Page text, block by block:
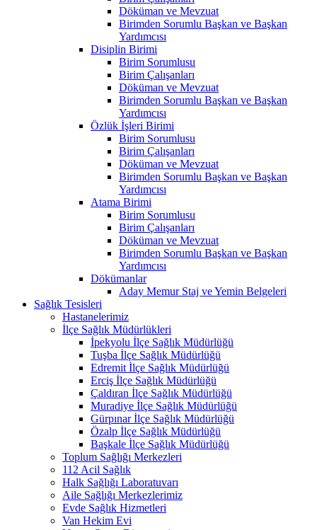
Döküman ve Mevzuat
Birimden Sorumlu Başkan ve Başkan
Yardımcısı
Disiplin Birimi
Birim Sorumlusu
Birim Çalışanları
Döküman ve Mevzuat
Birimden Sorumlu Başkan ve Başkan
Yardımcısı
Özlük İşleri Birimi
Birim Sorumlusu
Birim Çalışanları
Döküman ve Mevzuat
Birimden Sorumlu Başkan ve Başkan
Yardımcısı
Atama Birimi
Birim Sorumlusu
Birim Çalışanları
Döküman ve Mevzuat
Birimden Sorumlu Başkan ve Başkan
Yardımcısı
Dökümanlar
Aday Memur Staj ve Yemin Belgeleri
Sağlık Tesisleri
Hastanelerimiz
İlçe Sağlık Müdürlükleri
İpekyolu İlçe Sağlık Müdürlüğü
Tuşba İlçe Sağlık Müdürlüğü
Edremit İlçe Sağlık Müdürlüğü
Erciş İlçe Sağlık Müdürlüğü
Çaldıran İlçe Sağlık Müdürlüğü
Muradiye İlçe Sağlık Müdürlüğü
Gürpınar İlçe Sağlık Müdürlüğü
Özalp İlçe Sağlık Müdürlüğü
Başkale İlçe Sağlık Müdürlüğü
Toplum Sağlığı Merkezleri
112 Acil Sağlık
Halk Sağlığı Laboratuvarı
Aile Sağlığı Merkezlerimiz
Evde Sağlık Hizmetleri
Van Hekim Evi